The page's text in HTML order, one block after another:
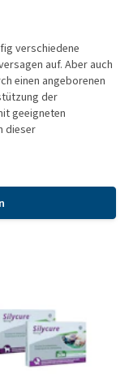
verschiedene
auf. Aber auch
einen angeborenen
der
geeigneten
dieser